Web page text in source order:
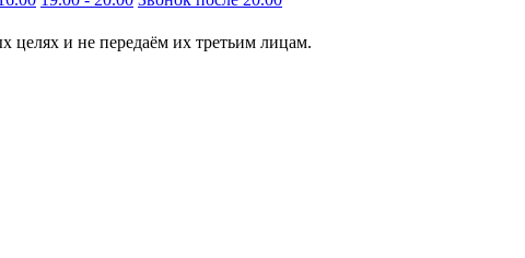
и не передаём их третьим лицам.